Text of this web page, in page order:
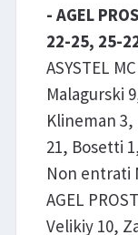
- AGEL
22-25, 25-
ASYSTEL
Malagurski
Klineman 3,
21, Bosetti
Non entrati
AGEL
Velikiy 10,